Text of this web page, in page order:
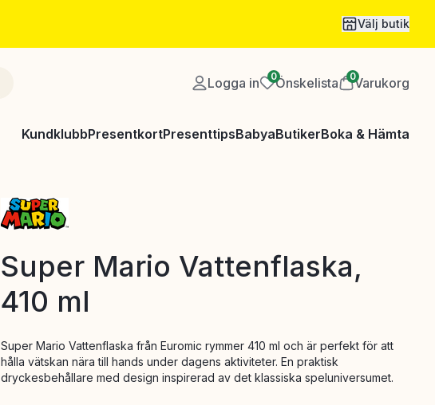
Välj butik
Logga in 0Önskelista 0Varukorg
KundklubbPresentkortPresenttipsBabyaButikerBoka & Hämta
Super Mario Vattenflaska,
410 ml
Super Mario Vattenflaska från Euromic rymmer 410 ml och är perfekt för att
hålla vätskan nära till hands under dagens aktiviteter. En praktisk
dryckesbehållare med design inspirerad av det klassiska speluniversumet.